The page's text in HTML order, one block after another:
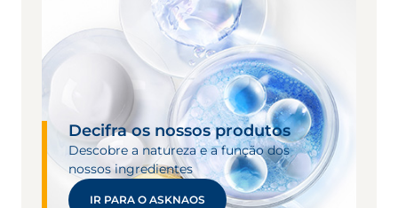
Decifra os nossos produtos
Descobre a natureza e a função dos
nossos ingredientes
IR PARA O ASKNAOS